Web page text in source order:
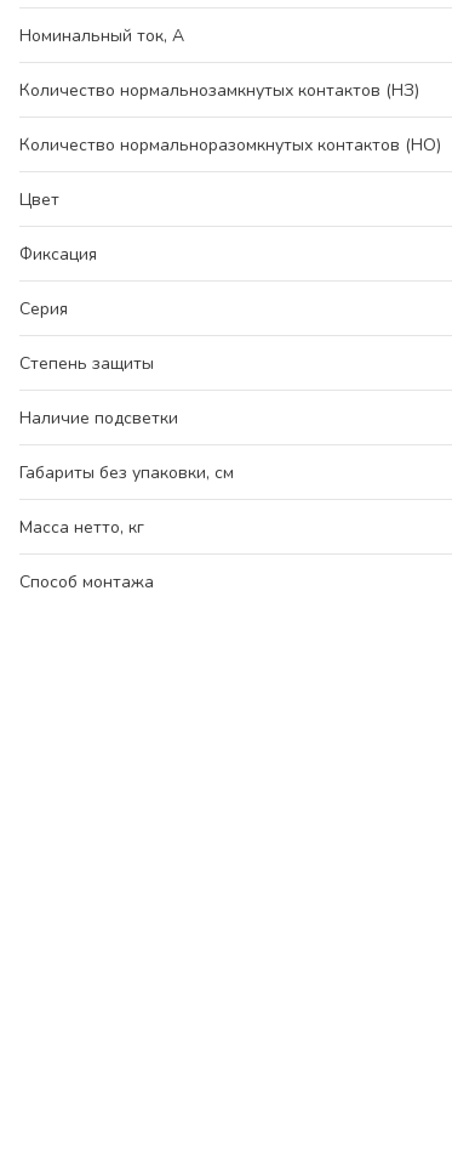
Номинальный ток, А
Количество нормальнозамкнутых контактов (НЗ)
Количество нормальноразомкнутых контактов (НО)
Цвет
Фиксация
Серия
Степень защиты
Наличие подсветки
Габариты без упаковки, см
Масса нетто, кг
Способ монтажа